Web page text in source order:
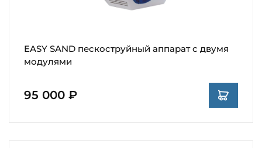
EASY SAND пескоструйный аппарат с двумя
модулями
95 000 ₽